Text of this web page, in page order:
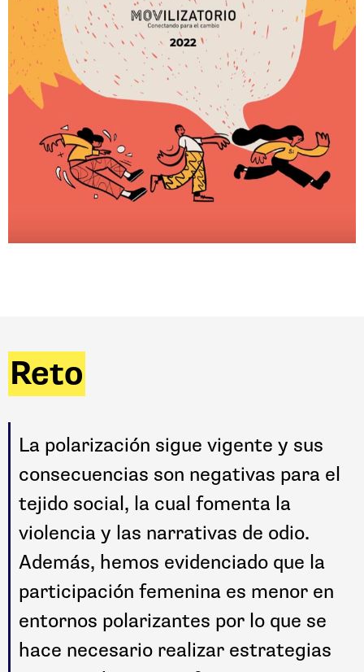
Reto
La polarización sigue vigente y sus
consecuencias son negativas para el
tejido social, la cual fomenta la
violencia y las narrativas de odio.
Además, hemos evidenciado que la
participación femenina es menor en
entornos polarizantes por lo que se
hace necesario realizar estrategias